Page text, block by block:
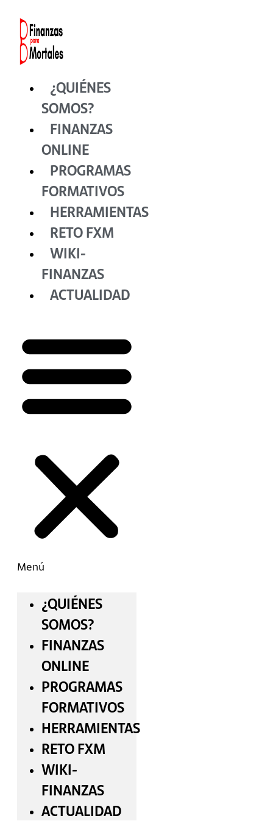
contenido
¿QUIÉNES
SOMOS?
FINANZAS
ONLINE
PROGRAMAS
FORMATIVOS
HERRAMIENTAS
RETO FXM
WIKI-
FINANZAS
ACTUALIDAD
Menú
¿QUIÉNES
SOMOS?
FINANZAS
ONLINE
PROGRAMAS
FORMATIVOS
HERRAMIENTAS
RETO FXM
WIKI-
FINANZAS
ACTUALIDAD